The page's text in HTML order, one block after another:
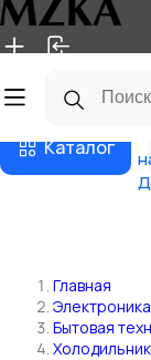
Главная
Каталог
Главная
Электроника
Бытовая